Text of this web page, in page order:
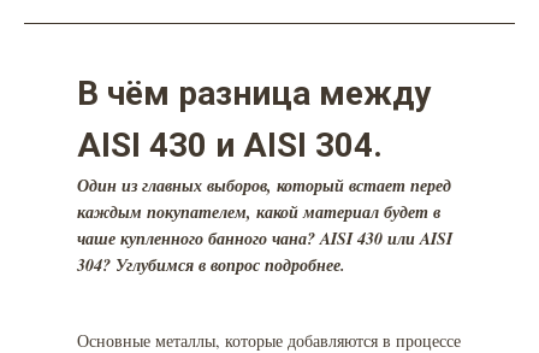
В чём разница между
AISI 430 и AISI 304.
Один из главных выборов, который встает перед
каждым покупателем, какой материал будет в
чаше купленного банного чана? AISI 430 или AISI
304? Углубимся в вопрос подробнее.
Основные металлы, которые добавляются в процессе